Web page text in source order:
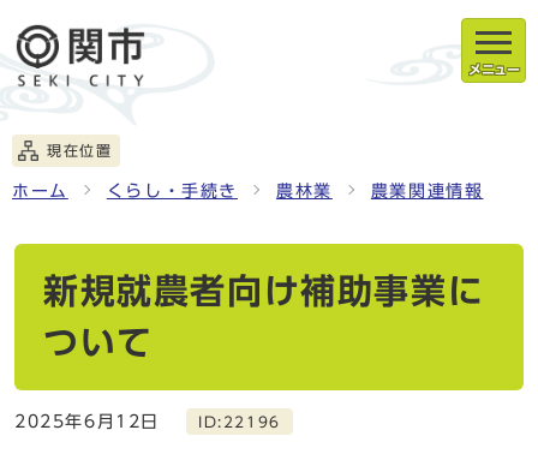
メニュー
現在位置
ホーム くらし・手続き 農林業 農業関連情報
新規就農者向け補助事業に
ついて
2025年6月12日 ID:22196